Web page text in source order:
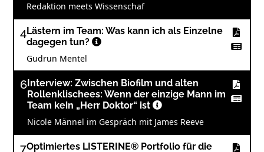
Redaktion meets Wissenschaf
4Lästern im Team: Was kann ich als Einzelne
dagegen tun?
Gudrun Mentel
6 Interview: Zwischen Biofilm und alten
Rollenklischees: Wenn der einzige Mann im
Team kein „Herr Doktor“ ist
Nicole Männel im Gespräch mit James Reeve
7Optimiertes LISTERINE® Portfolio für die